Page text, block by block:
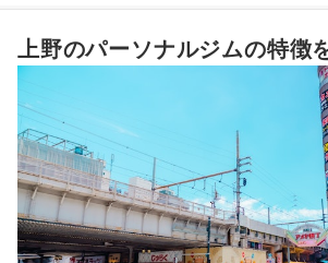
5 ェック
上野のパーソナルジム全9選おすすめ人気ランキ
パーソナルジムとスポーツジム、どちらを選べば
パーソナルジムってどのくらい通えばいい？
上野のパーソナルジムの特徴